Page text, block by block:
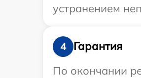
устранением
4
Гарантия
По окончании